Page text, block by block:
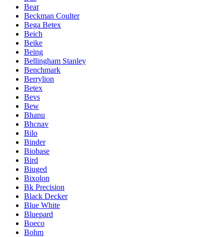
Bear
Beckman Coulter
Bega Betex
Beich
Beike
Being
Bellingham Stanley
Benchmark
Berrylion
Betex
Bevs
Bew
Bhanu
Bhcnav
Bilo
Binder
Biobase
Bird
Biuged
Bixolon
Bk Precision
Black Decker
Blue White
Bluepard
Boeco
Bohm